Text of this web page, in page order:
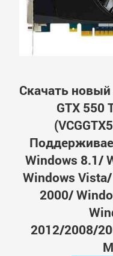
Скачать новый
GTX 550
Windows 8.1/
Windows
2000/
2012/2008/